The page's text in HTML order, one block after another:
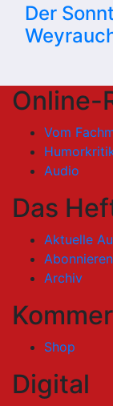
Der
Online-
Vom
Audio
Das
Aktuelle
Abonnieren
Archiv
Shop
Digital